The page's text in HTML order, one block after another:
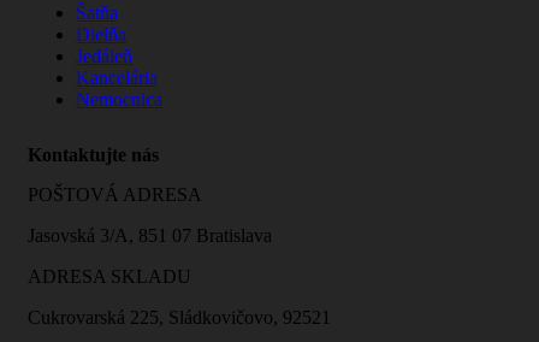
Šatňa
Dielňa
Jedáleň
Kancelária
Nemocnica
Kontaktujte nás
POŠTOVÁ ADRESA
Jasovská 3/A, 851 07 Bratislava
ADRESA SKLADU
Cukrovarská 225, Sládkovičovo, 92521